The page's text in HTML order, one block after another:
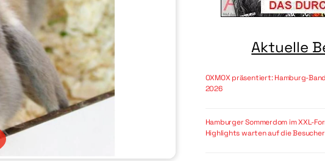
Aktuelle
OXMOX präsentiert: Hamburg-
2026
Hamburger Sommerdom im XXL-
Highlights warten auf die Besucher